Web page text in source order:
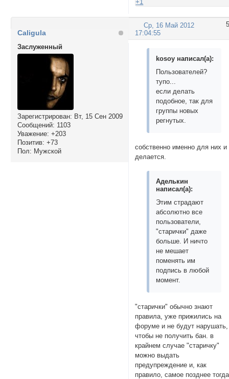
+1
5
Ср, 16 Май 2012
17:04:55
Caligula
Заслуженный
Зарегистрирован: Вт, 15 Сен 2009
Сообщений: 1103
Уважение: +203
Позитив: +73
Пол: Мужской
kosoy написал(а):
Пользователей?
тупо...
если делать
подобное, так для
группы новых
регнутых.
собственно именно для них и
делается.
Аделькин
написал(а):
Этим страдают
абсолютно все
пользователи,
"старички" даже
больше. И ничто
не мешает
поменять им
подпись в любой
момент.
"старички" обычно знают
правила, уже прижились на
форуме и не будут нарушать,
чтобы не получить бан. в
крайнем случае "старичку"
можно выдать
предупреждение и, как
правило, самое позднее тогда